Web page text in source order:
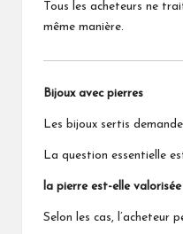
Tous les acheteurs ne
même manière.
Bijoux avec pierres
Les bijoux sertis
La question essentielle
la pierre est-elle
Selon les cas, l’acheteur